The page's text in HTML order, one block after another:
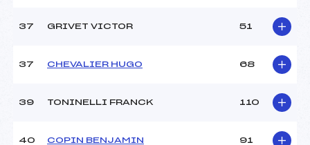
37 GRIVET VICTOR 51
37 CHEVALIER HUGO 68
39 TONINELLI FRANCK 110
40 COPIN BENJAMIN 91